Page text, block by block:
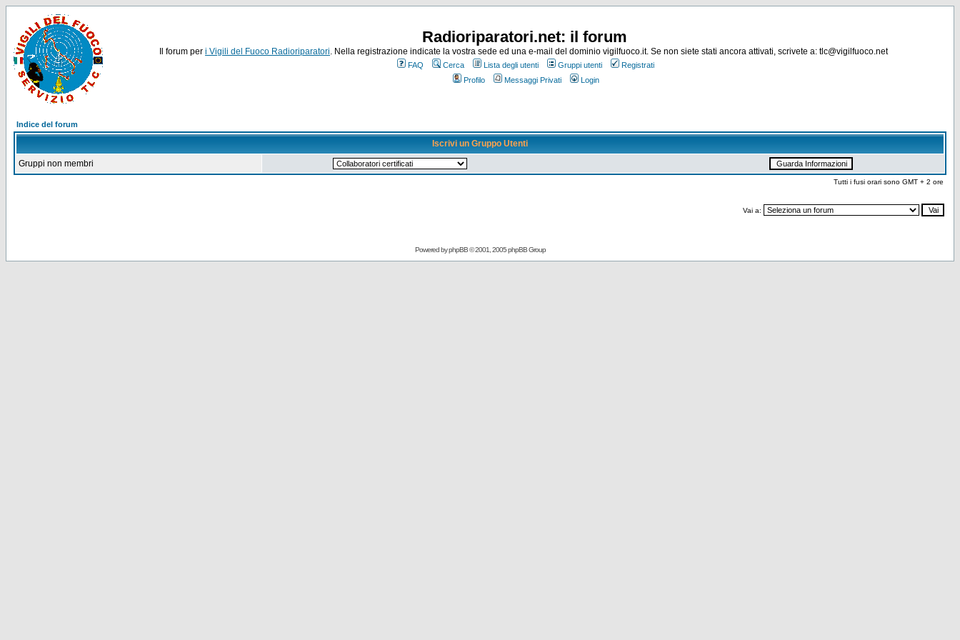
Radioriparatori.net: il forum
Il forum per i Vigili del Fuoco Radioriparatori. Nella registrazione indicate la vostra sede ed una e-mail del dominio vigilfuoco.it. Se non siete stati ancora attivati, scrivete a: tlc@vigilfuoco.net
FAQ Cerca Lista degli utenti Gruppi utenti
Registrati
Profilo
Messaggi Privati Login
Indice del forum
Iscrivi un Gruppo Utenti
Gruppi non membri
Tutti i fusi orari sono GMT + 2 ore
Vai a:
Powered byphpBB© 2001, 2005 phpBB Group